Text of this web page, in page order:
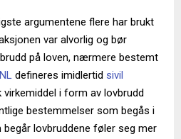
argumentene flere har brukt
var alvorlig og bør
på loven, nærmere bestemt
defineres imidlertid sivil
i form av lovbrudd
bestemmelser som begås i
lovbruddene føler seg mer